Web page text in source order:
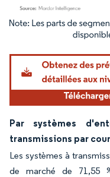
Image © Mordor Intelligence.
Par systèmes
transmissions par
Les systèmes à
de marché de 71,55